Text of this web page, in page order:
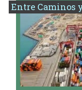
Entre Caminos